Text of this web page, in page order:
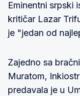
Eminentni srpski
kritičar Lazar
je "jedan od
Zajedno sa
Muratom,
predavala je u